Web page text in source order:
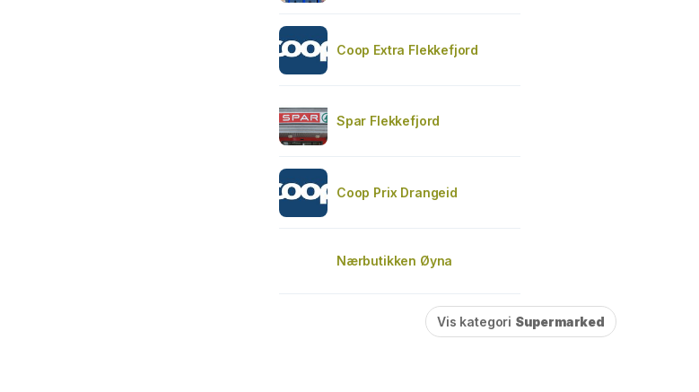
Coop Extra Flekkefjord
Spar Flekkefjord
Coop Prix Drangeid
Nærbutikken Øyna
Vis kategori Supermarked